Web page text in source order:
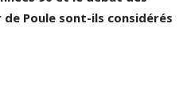
de Poule sont-ils considérés